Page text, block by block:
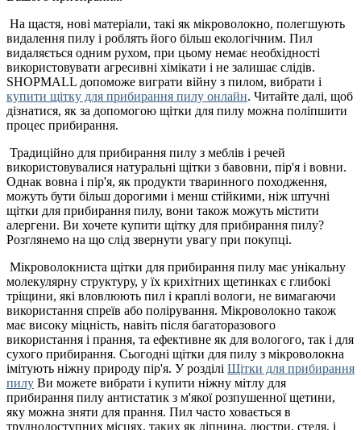
На щастя, нові матеріали, такі як мікроволокно, полегшують
видалення пилу і роблять його більш екологічним. Пил
видаляється одним рухом, при цьому немає необхідності
використовувати агресивні хімікати і не залишає слідів.
SHOPMALL допоможе виграти війну з пилом, вибрати і
купити щітку для прибирання пилу онлайн. Читайте далі, щоб
дізнатися, як за допомогою щітки для пилу можна поліпшити
процес прибирання.
Традиційно для прибирання пилу з меблів і речей
використовувалися натуральні щітки з бавовни, пір'я і вовни.
Однак вовна і пір'я, як продукти тваринного походження,
можуть бути більш дорогими і менш стійкими, ніж штучні
щітки для прибирання пилу, вони також можуть містити
алергени. Ви хочете купити щітку для прибирання пилу?
Розглянемо на що слід звернути увагу при покупці.
Мікроволокниста щітки для прибирання пилу має унікальну
молекулярну структуру, у їх крихітних щетинках є глибокі
тріщини, які вловлюють пил і краплі вологи, не вимагаючи
використання спреїв або полірування. Мікроволокно також
має високу міцність, навіть після багаторазового
використання і прання, та ефективне як для вологого, так і для
сухого прибирання. Сьогодні щітки для пилу з мікроволокна
імітують ніжну природу пір'я. У розділі Щітки для прибирання
пилу Ви можете вибрати і купити ніжну мітлу для
прибирання пилу антистатик з м'якої розпушенної щетини,
яку можна зняти для прання. Пил часто ховається в
труднодоступних місцях, таких як ліпнина, люстри, стеля, і